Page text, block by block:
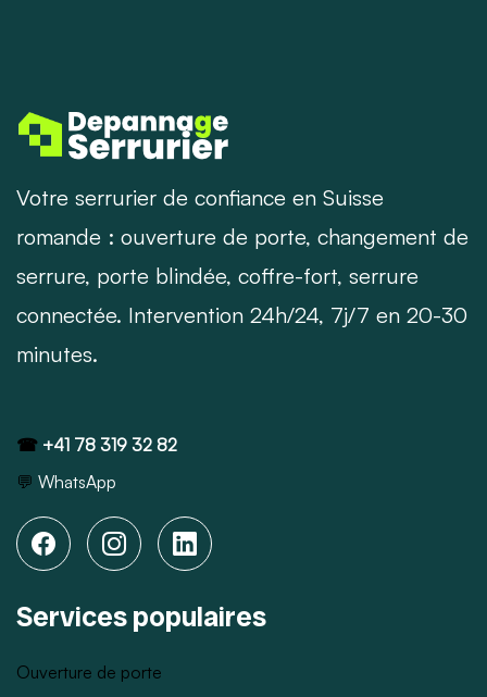
Votre serrurier de confiance en Suisse
romande : ouverture de porte, changement de
serrure, porte blindée, coffre-fort, serrure
connectée. Intervention 24h/24, 7j/7 en 20-30
minutes.
☎ +41 78 319 32 82
💬 WhatsApp
Services populaires
Ouverture de porte